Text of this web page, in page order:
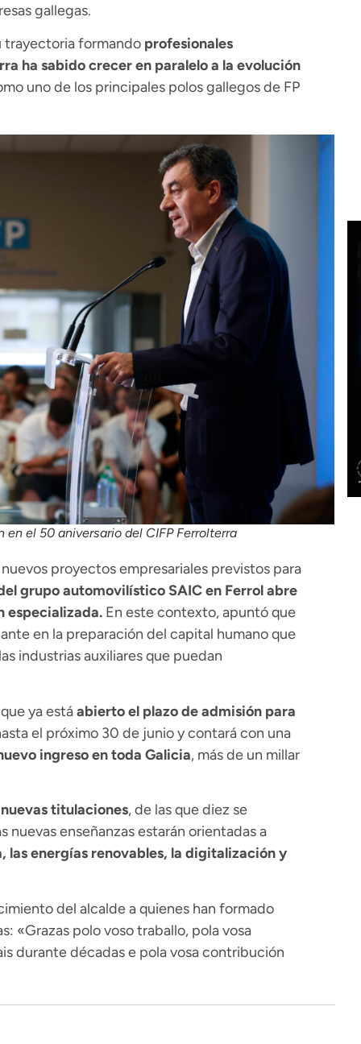
gallegas.
formandoprofesionales
ha sabido crecer en paralelo a la evolución
uno de los principales polos gallegos de FP
el 50 aniversario del CIFP Ferrolterra
proyectos empresariales previstos para
grupo automovilístico SAIC en Ferrol abre
especializada.En este contexto, apuntó que
en la preparación del capital humano que
industrias auxiliares que puedan
ya estáabierto el plazo de admisión para
el próximo 30 de junio y contará con una
ingreso en toda Galicia, más de un millar
titulaciones, de las que diez se
nuevas enseñanzas estarán orientadas a
las energías renovables, la digitalización y
del alcalde a quienes han formado
«Grazas polo voso traballo, pola vosa
durante décadas e pola vosa contribución